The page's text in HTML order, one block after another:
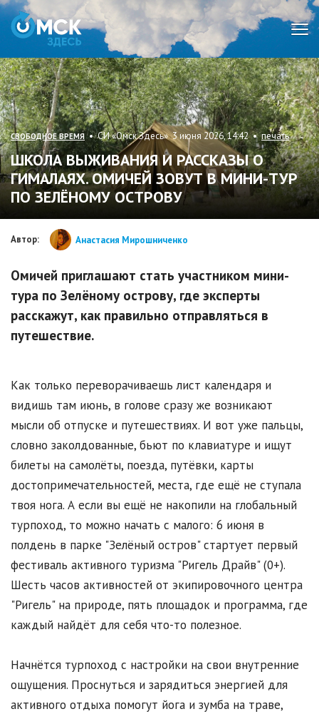
СВОБОДНОЕ ВРЕМЯ• СИ «Омск Здесь» 3 июня 2026, 14:42 •печать
ШКОЛА ВЫЖИВАНИЯ И РАССКАЗЫ О
ГИМАЛАЯХ. ОМИЧЕЙ ЗОВУТ В МИНИ-ТУР
ПО ЗЕЛЁНОМУ ОСТРОВУ
Автор: Анастасия Мирошниченко
Омичей приглашают стать участником мини-
тура по Зелёному острову, где эксперты
расскажут, как правильно отправляться в
путешествие.
Как только переворачиваешь лист календаря и
видишь там июнь, в голове сразу же возникают
мысли об отпуске и путешествиях. И вот уже пальцы,
словно заколдованные, бьют по клавиатуре и ищут
билеты на самолёты, поезда, путёвки, карты
достопримечательностей, места, где ещё не ступала
твоя нога. А если вы ещё не накопили на глобальный
турпоход, то можно начать с малого: 6 июня в
полдень в парке "Зелёный остров" стартует первый
фестиваль активного туризма "Ригель Драйв" (0+).
Шесть часов активностей от экипировочного центра
"Ригель" на природе, пять площадок и программа, где
каждый найдёт для себя что-то полезное.
Начнётся турпоход с настройки на свои внутренние
ощущения. Проснуться и зарядиться энергией для
активного отдыха помогут йога и зумба на траве,